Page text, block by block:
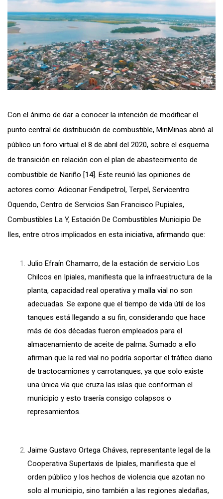
Con el ánimo de dar a conocer la intención de modificar el
punto central de distribución de combustible, MinMinas abrió al
público un foro virtual el 8 de abril del 2020, sobre el esquema
de transición en relación con el plan de abastecimiento de
combustible de Nariño [14]. Este reunió las opiniones de
actores como: Adiconar Fendipetrol, Terpel, Servicentro
Oquendo, Centro de Servicios San Francisco Pupiales,
Combustibles La Y, Estación De Combustibles Municipio De
Iles, entre otros implicados en esta iniciativa, afirmando que:
Julio Efraín Chamarro, de la estación de servicio Los
Chilcos en Ipiales, manifiesta que la infraestructura de la
planta, capacidad real operativa y malla vial no son
adecuadas. Se expone que el tiempo de vida útil de los
tanques está llegando a su fin, considerando que hace
más de dos décadas fueron empleados para el
almacenamiento de aceite de palma. Sumado a ello
afirman que la red vial no podría soportar el tráfico diario
de tractocamiones y carrotanques, ya que solo existe
una única vía que cruza las islas que conforman el
municipio y esto traería consigo colapsos o
represamientos.
Jaime Gustavo Ortega Cháves, representante legal de la
Cooperativa Supertaxis de Ipiales, manifiesta que el
orden público y los hechos de violencia que azotan no
solo al municipio, sino también a las regiones aledañas,